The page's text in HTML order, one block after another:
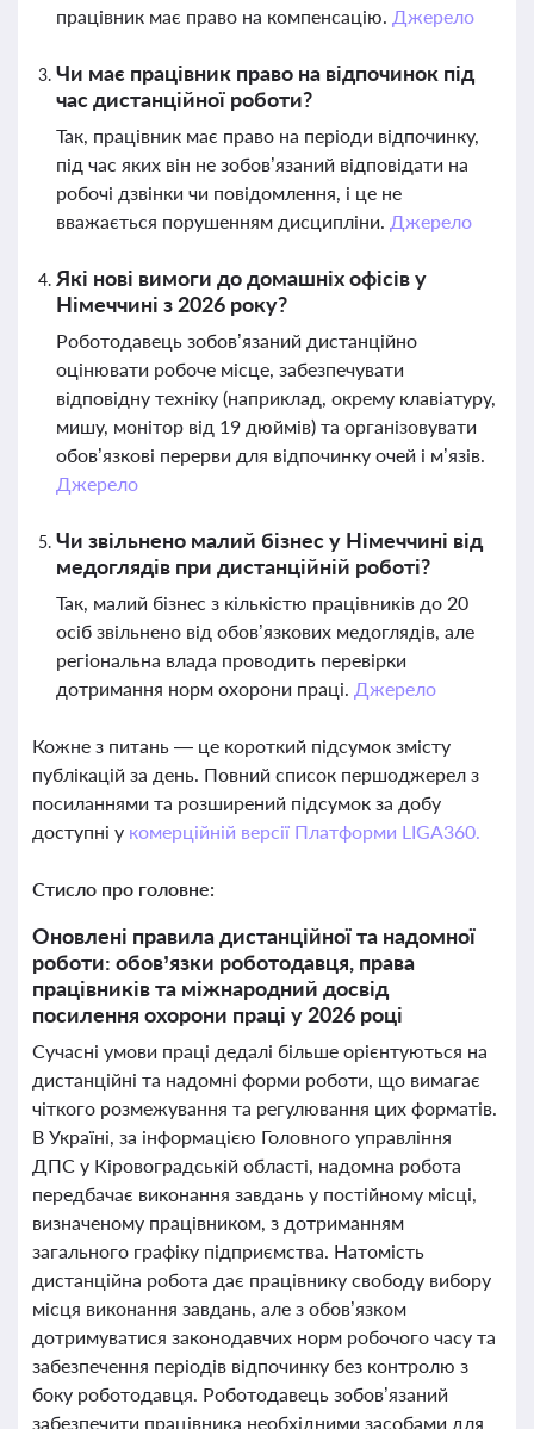
працівник має право на компенсацію. Джерело
Чи має працівник право на відпочинок під
час дистанційної роботи?
Так, працівник має право на періоди відпочинку,
під час яких він не зобов’язаний відповідати на
робочі дзвінки чи повідомлення, і це не
вважається порушенням дисципліни. Джерело
Які нові вимоги до домашніх офісів у
Німеччині з 2026 року?
Роботодавець зобов’язаний дистанційно
оцінювати робоче місце, забезпечувати
відповідну техніку (наприклад, окрему клавіатуру,
мишу, монітор від 19 дюймів) та організовувати
обов’язкові перерви для відпочинку очей і м’язів.
Джерело
Чи звільнено малий бізнес у Німеччині від
медоглядів при дистанційній роботі?
Так, малий бізнес з кількістю працівників до 20
осіб звільнено від обов’язкових медоглядів, але
регіональна влада проводить перевірки
дотримання норм охорони праці. Джерело
Кожне з питань — це короткий підсумок змісту
публікацій за день. Повний список першоджерел з
посиланнями та розширений підсумок за добу
доступні у комерційній версії Платформи LIGA360.
Стисло про головне:
Оновлені правила дистанційної та надомної
роботи: обов’язки роботодавця, права
працівників та міжнародний досвід
посилення охорони праці у 2026 році
Сучасні умови праці дедалі більше орієнтуються на
дистанційні та надомні форми роботи, що вимагає
чіткого розмежування та регулювання цих форматів.
В Україні, за інформацією Головного управління
ДПС у Кіровоградській області, надомна робота
передбачає виконання завдань у постійному місці,
визначеному працівником, з дотриманням
загального графіку підприємства. Натомість
дистанційна робота дає працівнику свободу вибору
місця виконання завдань, але з обов’язком
дотримуватися законодавчих норм робочого часу та
забезпечення періодів відпочинку без контролю з
боку роботодавця. Роботодавець зобов’язаний
забезпечити працівника необхідними засобами для